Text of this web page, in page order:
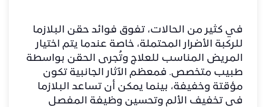
في كثير من الحالات، تفوق فوائد حقن البلازما
للركبة الأضرار المحتملة، خاصة عندما يتم اختيار
المريض المناسب للعلاج وتُجرى الحقن بواسطة
طبيب متخصص. فمعظم الآثار الجانبية تكون
مؤقتة وخفيفة، بينما يمكن أن تساعد البلازما
في تخفيف الألم وتحسين وظيفة المفصل